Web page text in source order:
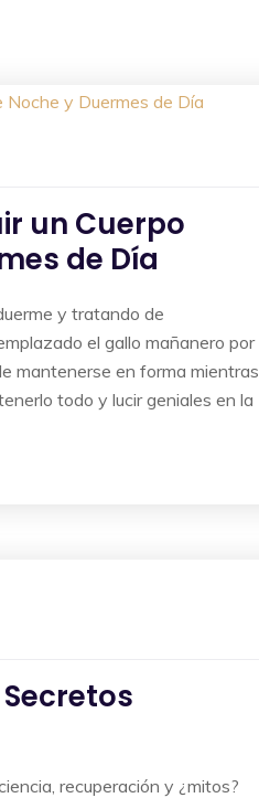
un Cuerpo
de Día
y tratando de
el gallo mañanero por
mantenerse en forma mientras
todo y lucir geniales en la
recuperación y ¿mitos?